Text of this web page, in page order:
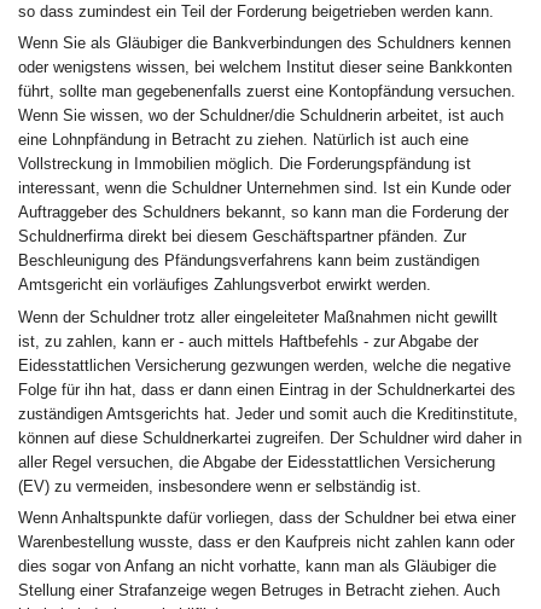
so dass zumindest ein Teil der Forderung beigetrieben werden kann.
Wenn Sie als Gläubiger die Bankverbindungen des Schuldners kennen
oder wenigstens wissen, bei welchem Institut dieser seine Bankkonten
führt, sollte man gegebenenfalls zuerst eine Kontopfändung versuchen.
Wenn Sie wissen, wo der Schuldner/die Schuldnerin arbeitet, ist auch
eine Lohnpfändung in Betracht zu ziehen. Natürlich ist auch eine
Vollstreckung in Immobilien möglich. Die Forderungspfändung ist
interessant, wenn die Schuldner Unternehmen sind. Ist ein Kunde oder
Auftraggeber des Schuldners bekannt, so kann man die Forderung der
Schuldnerfirma direkt bei diesem Geschäftspartner pfänden. Zur
Beschleunigung des Pfändungsverfahrens kann beim zuständigen
Amtsgericht ein vorläufiges Zahlungsverbot erwirkt werden.
Wenn der Schuldner trotz aller eingeleiteter Maßnahmen nicht gewillt
ist, zu zahlen, kann er - auch mittels Haftbefehls - zur Abgabe der
Eidesstattlichen Versicherung gezwungen werden, welche die negative
Folge für ihn hat, dass er dann einen Eintrag in der Schuldnerkartei des
zuständigen Amtsgerichts hat. Jeder und somit auch die Kreditinstitute,
können auf diese Schuldnerkartei zugreifen. Der Schuldner wird daher in
aller Regel versuchen, die Abgabe der Eidesstattlichen Versicherung
(EV) zu vermeiden, insbesondere wenn er selbständig ist.
Wenn Anhaltspunkte dafür vorliegen, dass der Schuldner bei etwa einer
Warenbestellung wusste, dass er den Kaufpreis nicht zahlen kann oder
dies sogar von Anfang an nicht vorhatte, kann man als Gläubiger die
Stellung einer Strafanzeige wegen Betruges in Betracht ziehen. Auch